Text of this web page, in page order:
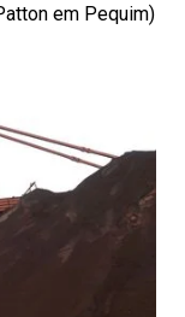
em Pequim)